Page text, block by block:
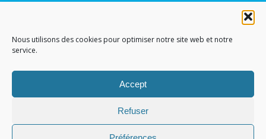
Nous utilisons des cookies pour optimiser notre site web et notre
service.
Accept
Refuser
Accéder au site